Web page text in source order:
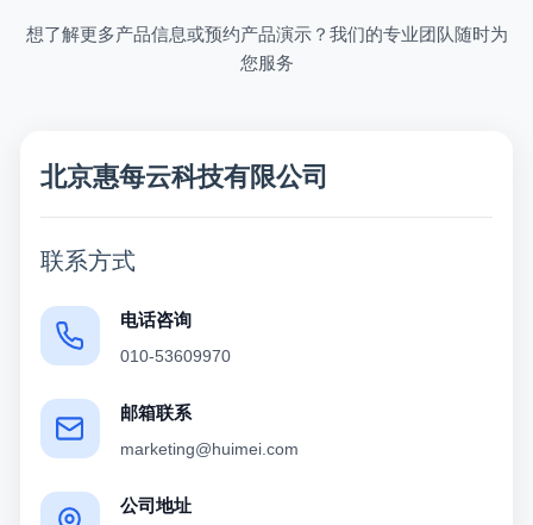
想了解更多产品信息或预约产品演示？我们的专业团队随时为
您服务
北京惠每云科技有限公司
联系方式
电话咨询
010-53609970
邮箱联系
marketing@huimei.com
公司地址